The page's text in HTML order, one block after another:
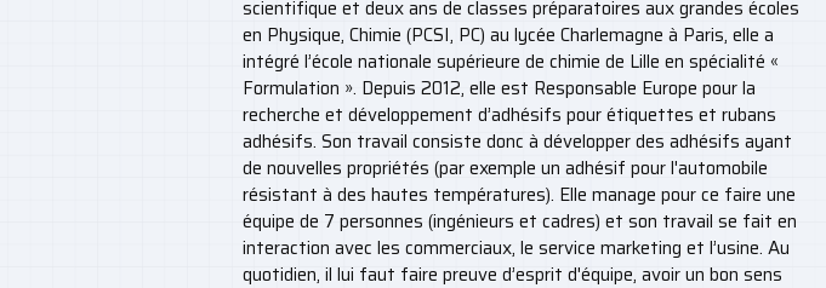
scientifique et deux ans de classes préparatoires aux grandes écoles
en Physique, Chimie (PCSI, PC) au lycée Charlemagne à Paris, elle a
intégré l’école nationale supérieure de chimie de Lille en spécialité «
Formulation ». Depuis 2012, elle est Responsable Europe pour la
recherche et développement d’adhésifs pour étiquettes et rubans
adhésifs. Son travail consiste donc à développer des adhésifs ayant
de nouvelles propriétés (par exemple un adhésif pour l'automobile
résistant à des hautes températures). Elle manage pour ce faire une
équipe de 7 personnes (ingénieurs et cadres) et son travail se fait en
interaction avec les commerciaux, le service marketing et l’usine. Au
quotidien, il lui faut faire preuve d’esprit d'équipe, avoir un bon sens